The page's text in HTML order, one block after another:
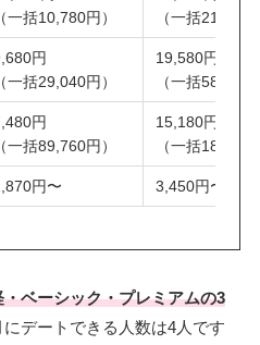
（一括10,780円）
（一括21,780
円
（一括29,040円）
19,580円
（一括58,740
円
（一括89,760円）
15,180円
（一括
円〜 3,450円〜
ベーシック・プレミアムの3
デートできる人数は4人です